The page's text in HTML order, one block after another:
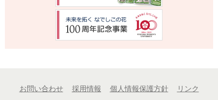
お問い合わせ 採用情報 個人情報保護方針
リンク